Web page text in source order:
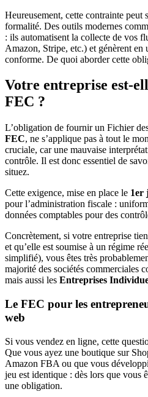
Heureusement, cette contrainte peut
formalité. Des outils modernes
: ils automatisent la collecte de vos
Amazon, Stripe, etc.) et génèrent
conforme. De quoi aborder cette
Votre entreprise est-
FEC ?
L’obligation de fournir un Fichier
FEC, ne s’applique pas à tout le
cruciale, car une mauvaise
contrôle. Il est donc essentiel de
situez.
Cette exigence, mise en place le 1er
pour l’administration fiscale :
données comptables pour des
Concrètement, si votre entreprise
et qu’elle est soumise à un régime
simplifié), vous êtes très
majorité des sociétés commerciales
mais aussi les Entreprises
Le FEC pour les
web
Si vous vendez en ligne, cette
Que vous ayez une boutique sur
Amazon FBA ou que vous
jeu est identique : dès lors que vous
une obligation.